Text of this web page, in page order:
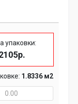
упаковки:
1.8336 м2